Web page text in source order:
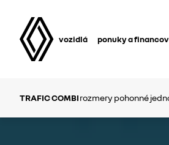
vozidlá ponuky a
TRAFIC COMBIrozmerypohonné